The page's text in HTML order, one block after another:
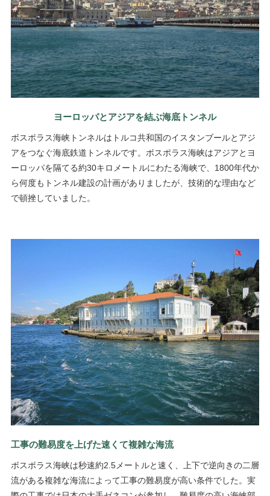
ヨーロッパとアジアを結ぶ海底トンネル
ボスポラス海峡トンネルはトルコ共和国のイスタンブールとアジ
アをつなぐ海底鉄道トンネルです。ボスポラス海峡はアジアとヨ
ーロッパを隔てる約30キロメートルにわたる海峡で、1800年代か
ら何度もトンネル建設の計画がありましたが、技術的な理由など
で頓挫していました。
工事の難易度を上げた速くて複雑な海流
ボスポラス海峡は秒速約2.5メートルと速く、上下で逆向きの二層
流がある複雑な海流によって工事の難易度が高い条件でした。実